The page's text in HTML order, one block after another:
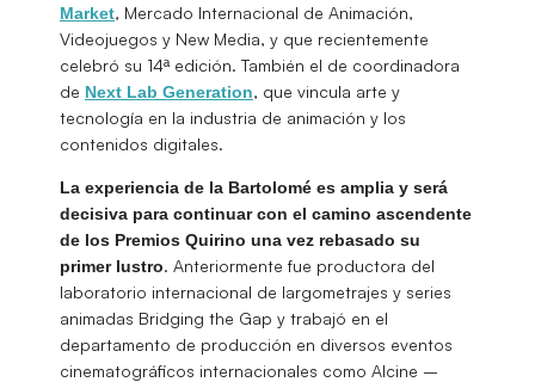
Market, Mercado Internacional de Animación,
Videojuegos y New Media, y que recientemente
celebró su 14ª edición. También el de coordinadora
de Next Lab Generation, que vincula arte y
tecnología en la industria de animación y los
contenidos digitales.
La experiencia de la Bartolomé es amplia y será
decisiva para continuar con el camino ascendente
de los Premios Quirino una vez rebasado su
primer lustro. Anteriormente fue productora del
laboratorio internacional de largometrajes y series
animadas Bridging the Gap y trabajó en el
departamento de producción en diversos eventos
cinematográficos internacionales como Alcine –